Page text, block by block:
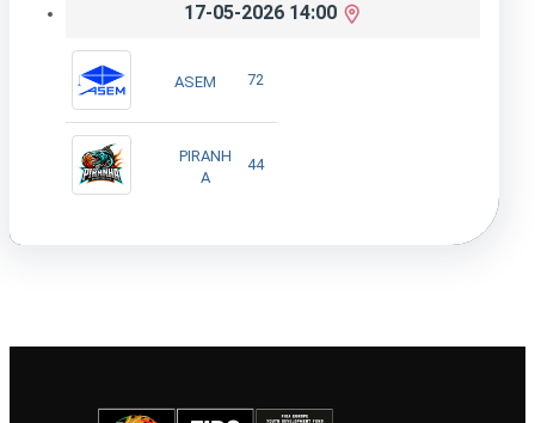
17-05-2026 14:00
ASEM 72
PIRANH
A
44